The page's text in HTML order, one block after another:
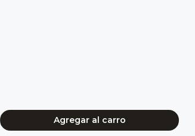
Agregar al carro